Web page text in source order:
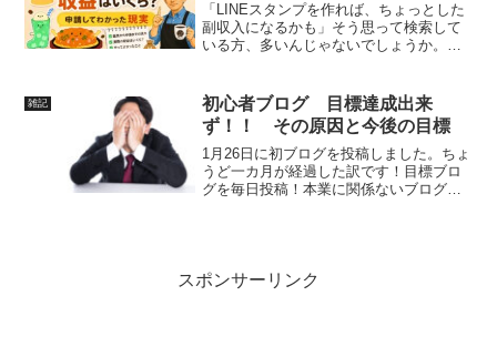
「LINEスタンプを作れば、ちょっとした
副収入になるかも」そう思って検索して
いる方、多いんじゃないでしょうか。実
を書きました。（→ 前回記事：【実録】
AI×Cla...
雑記
初心者ブログ 目標達成出来
ず！！ その原因と今後の目標
1月26日に初ブログを投稿しました。ちょ
うど一カ月が経過した訳です！目標ブロ
グを毎日投稿！本業に関係ないブログ
スポンサーリンク